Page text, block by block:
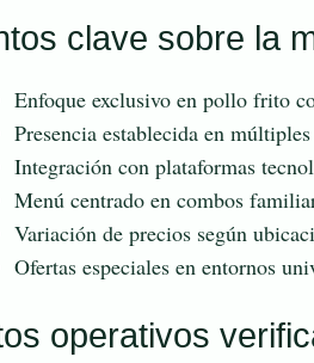
clave sobre la
Enfoque exclusivo en pollo frito
Presencia establecida en
Integración con plataformas
Menú centrado en combos
Variación de precios según
Ofertas especiales en entornos
operativos